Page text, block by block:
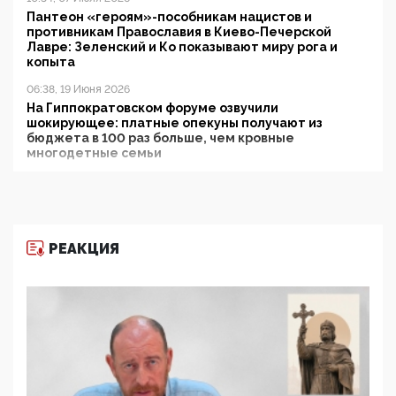
Пантеон «героям»-пособникам нацистов и
противникам Православия в Киево-Печерской
Лавре: Зеленский и Ко показывают миру рога и
копыта
06:38, 19 Июня 2026
На Гиппократовском форуме озвучили
шокирующее: платные опекуны получают из
бюджета в 100 раз больше, чем кровные
многодетные семьи
11:53, 09 Июня 2026
деятельность ИИТО ЮНЕСКО в России, но
цифроглобалисты продолжают определять
повестку в образовании
09:43, 01 Июня 2026
5G за счет здоровья граждан: Минцифры намерено
отобрать у регионов и муниципалитетов право
РЕАКЦИЯ